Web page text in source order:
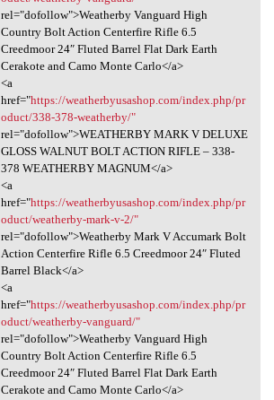
rel="dofollow">Weatherby Vanguard High
Country Bolt Action Centerfire Rifle 6.5
Creedmoor 24″ Fluted Barrel Flat Dark Earth
Cerakote and Camo Monte Carlo</a>
<a
href="https://weatherbyusashop.com/index.php/pr
oduct/338-378-weatherby/"
rel="dofollow">WEATHERBY MARK V DELUXE
GLOSS WALNUT BOLT ACTION RIFLE – 338-
378 WEATHERBY MAGNUM</a>
<a
href="https://weatherbyusashop.com/index.php/pr
oduct/weatherby-mark-v-2/"
rel="dofollow">Weatherby Mark V Accumark Bolt
Action Centerfire Rifle 6.5 Creedmoor 24″ Fluted
Barrel Black</a>
<a
href="https://weatherbyusashop.com/index.php/pr
oduct/weatherby-vanguard/"
rel="dofollow">Weatherby Vanguard High
Country Bolt Action Centerfire Rifle 6.5
Creedmoor 24″ Fluted Barrel Flat Dark Earth
Cerakote and Camo Monte Carlo</a>